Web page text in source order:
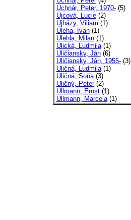
Uchnár, Peter, 1970-(5)
Ujcová, Lucie(2)
Ujházy, Viliam (1)
Úleha, Ivan(1)
Ulehla, Milan(1)
Ulická, Ľudmila(1)
Uličiansky, Ján(6)
Uličiansky, Ján, 1955-(3)
Uličná, Ludmila(1)
Uličná, Soňa(3)
Uličný, Peter(2)
Ullmann, Ernst(1)
Ullmann, Marcela(1)